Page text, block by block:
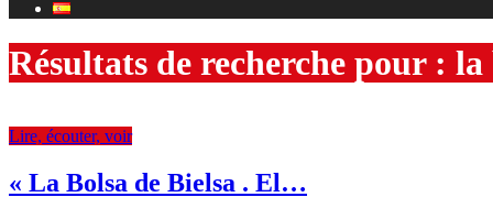
Résultats de recherche pour : la
Lire, écouter, voir
« La Bolsa de Bielsa . El…